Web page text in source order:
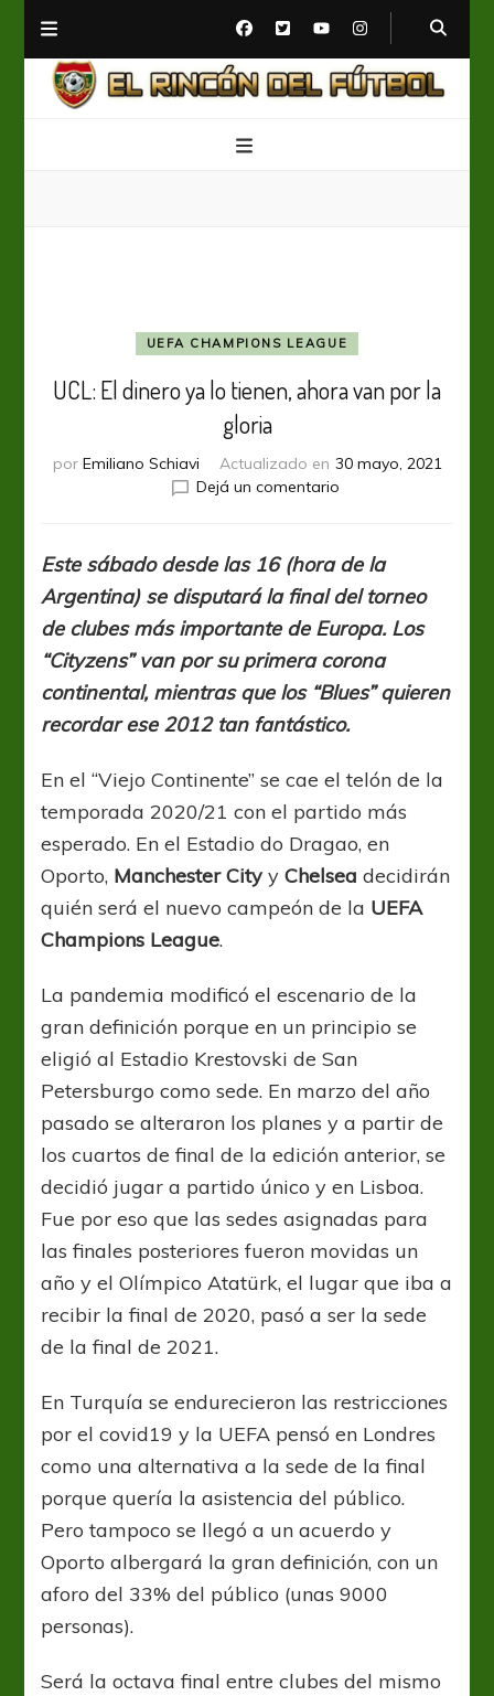
UEFA CHAMPIONS LEAGUE
UCL: El dinero ya lo tienen, ahora van por la
gloria
por Emiliano Schiavi Actualizado en 30 mayo, 2021
Dejá un comentarioen
dinero
ya
lo
tienen,
van
por
la
Este sábado desde las 16 (hora de la
Argentina) se disputará la final del torneo
de clubes más importante de Europa. Los
“Cityzens” van por su primera corona
continental, mientras que los “Blues” quieren
recordar ese 2012 tan fantástico.
En el “Viejo Continente” se cae el telón de la
temporada 2020/21 con el partido más
esperado. En el Estadio do Dragao, en
Oporto, Manchester City yChelsea decidirán
quién será el nuevo campeón de la UEFA
Champions League.
La pandemia modificó el escenario de la
gran definición porque en un principio se
eligió al Estadio Krestovski de San
Petersburgo como sede. En marzo del año
pasado se alteraron los planes y a partir de
los cuartos de final de la edición anterior, se
decidió jugar a partido único y en Lisboa.
Fue por eso que las sedes asignadas para
las finales posteriores fueron movidas un
año y el Olímpico Atatürk, el lugar que iba a
recibir la final de 2020, pasó a ser la sede
de la final de 2021.
En Turquía se endurecieron las restricciones
por el covid19 y la UEFA pensó en Londres
como una alternativa a la sede de la final
porque quería la asistencia del público.
Pero tampoco se llegó a un acuerdo y
Oporto albergará la gran definición, con un
aforo del 33% del público (unas 9000
personas).
Será la octava final entre clubes del mismo